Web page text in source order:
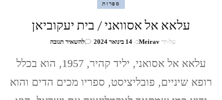
ספרות
עלאא אל אסוואני / בית יעקוביאן
על-ידיMeiravב-14 בינואר 2024 להשאיר תגובהבנושא
אל
/
עלאא אל אסואני, יליד קהיר, 1957, הוא בכלל
רופא שיניים, פובליציסט, ספריו מכים הדים והוא